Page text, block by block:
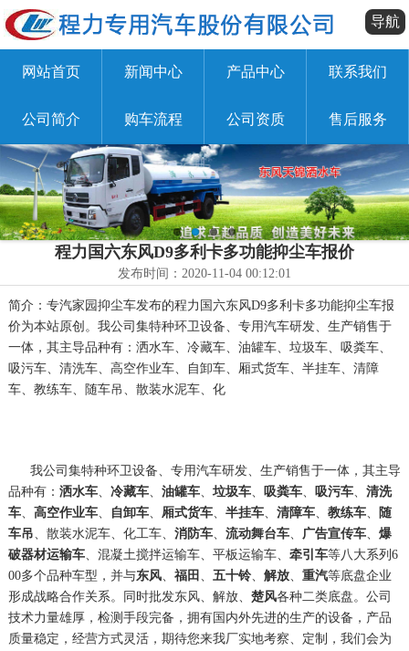
导航
网站首页 新闻中心 产品中心 联系我们
公司简介 购车流程 公司资质 售后服务
程力国六东风D9多利卡多功能抑尘车报价
发布时间：2020-11-04 00:12:01
简介：专汽家园抑尘车发布的程力国六东风D9多利卡多功能抑尘车报
价为本站原创。我公司集特种环卫设备、专用汽车研发、生产销售于
一体，其主导品种有：洒水车、冷藏车、油罐车、垃圾车、吸粪车、
吸污车、清洗车、高空作业车、自卸车、厢式货车、半挂车、清障
车、教练车、随车吊、散装水泥车、化
我公司集特种环卫设备、专用汽车研发、生产销售于一体，其主导
品种有： 洒水车、 冷藏车、 油罐车、垃圾车、 吸粪车、 吸污车、 清洗
车、 高空作业车、 自卸车、 厢式货车、 半挂车、 清障车、 教练车、
随
车吊 、散装水泥车、化工车、 消防车、 流动舞台车、 广告宣传车、 爆
破器材运输车、混凝土搅拌运输车、平板运输车、 牵引车等八大系列6
00多个品种车型，并与东风、 福田 五十铃、 解放、 重汽等底盘企业
形成战略合作关系。同时批发东风、解放、 楚风各种二类底盘。公司
技术力量雄厚，检测手段完备，拥有国内外先进的生产的设备，产品
质量稳定，经营方式灵活，期待您来我厂实地考察、定制，我们会为